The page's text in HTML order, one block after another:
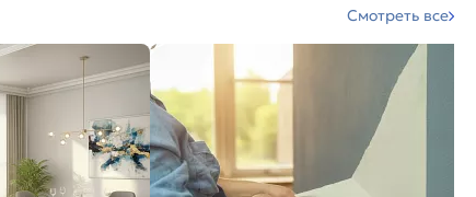
Смотреть все